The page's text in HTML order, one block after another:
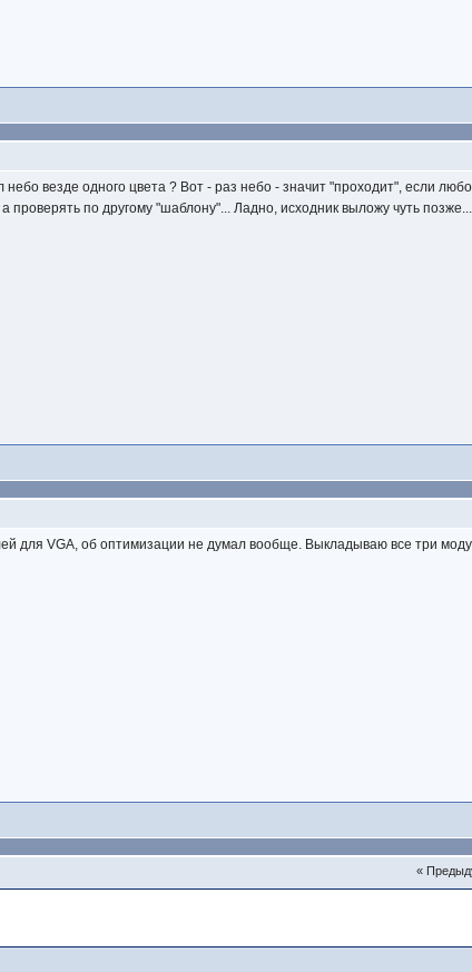
везде одного цвета ? Вот - раз небо - значит "проходит", если
по другому "шаблону"... Ладно, исходник выложу чуть позже...
для VGA, об оптимизации не думал вообще. Выкладываю все три
«